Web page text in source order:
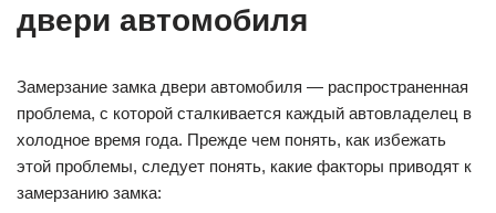
двери автомобиля
Замерзание замка двери автомобиля — распространенная
проблема, с которой сталкивается каждый автовладелец в
холодное время года. Прежде чем понять, как избежать
этой проблемы, следует понять, какие факторы приводят к
замерзанию замка: